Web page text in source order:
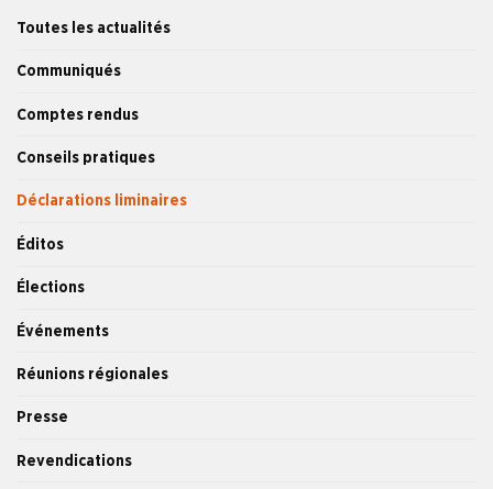
Toutes les actualités
Communiqués
Comptes rendus
Conseils pratiques
Déclarations liminaires
Éditos
Élections
Événements
Réunions régionales
Presse
Revendications